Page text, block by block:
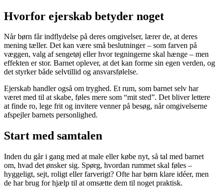
Hvorfor ejerskab betyder noget
Når børn får indflydelse på deres omgivelser, lærer de, at deres
mening tæller. Det kan være små beslutninger – som farven på
væggen, valg af sengetøj eller hvor tegningerne skal hænge – men
effekten er stor. Barnet oplever, at det kan forme sin egen verden, og
det styrker både selvtillid og ansvarsfølelse.
Ejerskab handler også om tryghed. Et rum, som barnet selv har
været med til at skabe, føles mere som “mit sted”. Det bliver lettere
at finde ro, lege frit og invitere venner på besøg, når omgivelserne
afspejler barnets personlighed.
Start med samtalen
Inden du går i gang med at male eller købe nyt, så tal med barnet
om, hvad det ønsker sig. Spørg, hvordan rummet skal føles –
hyggeligt, sejt, roligt eller farverigt? Ofte har børn klare idéer, men
de har brug for hjælp til at omsætte dem til noget praktisk.